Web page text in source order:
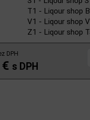
T1 - Liqour shop
V1 - Liqour shop
Z1 - Liqour shop
DPH
s DPH